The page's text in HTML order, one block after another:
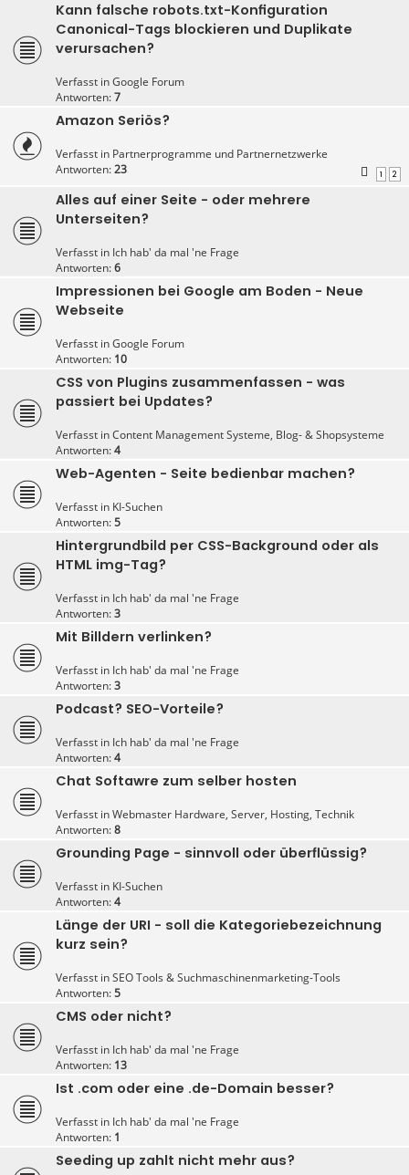
Kann falsche robots.txt-Konfiguration
Canonical-Tags blockieren und Duplikate
verursachen?
Verfasst inGoogle Forum
Antworten:7
Amazon Seriös?
Verfasst in Partnerprogramme und Partnernetzwerke
Antworten:23 1 2
Alles auf einer Seite - oder mehrere
Unterseiten?
Verfasst in Ich hab' da mal 'ne Frage
Antworten:6
Impressionen bei Google am Boden - Neue
Webseite
Verfasst inGoogle Forum
Antworten: 10
CSS von Plugins zusammenfassen - was
passiert bei Updates?
Verfasst inContent Management Systeme, Blog- & Shopsysteme
Antworten:4
Web-Agenten - Seite bedienbar machen?
Verfasst in KI-Suchen
Antworten:5
Hintergrundbild per CSS-Background oder als
HTML img-Tag?
Verfasst in Ich hab' da mal 'ne Frage
Antworten:3
Mit Billdern verlinken?
Verfasst in Ich hab' da mal 'ne Frage
Antworten:3
Podcast? SEO-Vorteile?
Verfasst in Ich hab' da mal 'ne Frage
Antworten:4
Chat Softawre zum selber hosten
Verfasst inWebmaster Hardware, Server, Hosting, Technik
Antworten:8
Grounding Page - sinnvoll oder überflüssig?
Verfasst in KI-Suchen
Antworten:4
Länge der URI - soll die Kategoriebezeichnung
kurz sein?
Verfasst inSEO Tools & Suchmaschinenmarketing-Tools
Antworten:5
CMS oder nicht?
Verfasst in Ich hab' da mal 'ne Frage
Antworten: 13
Ist .com oder eine .de-Domain besser?
Verfasst in Ich hab' da mal 'ne Frage
Antworten: 1
Seeding up zahlt nicht mehr aus?